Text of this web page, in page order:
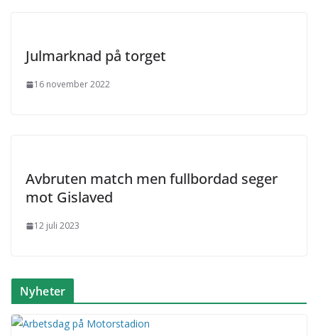
Julmarknad på torget
16 november 2022
Avbruten match men fullbordad seger
mot Gislaved
12 juli 2023
Nyheter